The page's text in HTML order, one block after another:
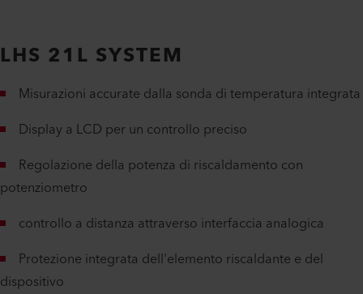
LHS 21L SYSTEM
Misurazioni accurate dalla sonda di temperatura integrata
Display a LCD per un controllo preciso
Regolazione della potenza di riscaldamento con
potenziometro
controllo a distanza attraverso interfaccia analogica
Protezione integrata dell'elemento riscaldante e del
dispositivo